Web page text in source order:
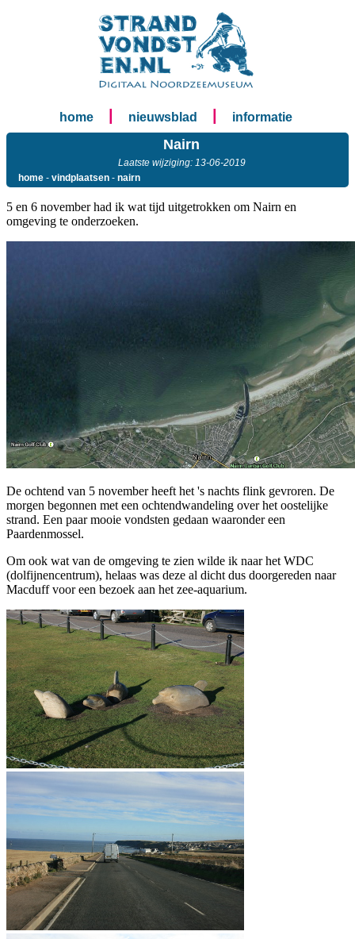
home nieuwsblad informatie
Nairn
Laatste wijziging: 13-06-2019
home - vindplaatsen - nairn
5 en 6 november had ik wat tijd uitgetrokken om Nairn en
omgeving te onderzoeken.
De ochtend van 5 november heeft het 's nachts flink gevroren. De
morgen begonnen met een ochtendwandeling over het oostelijke
strand. Een paar mooie vondsten gedaan waaronder een
Paardenmossel.
Om ook wat van de omgeving te zien wilde ik naar het WDC
(dolfijnencentrum), helaas was deze al dicht dus doorgereden naar
Macduff voor een bezoek aan het zee-aquarium.